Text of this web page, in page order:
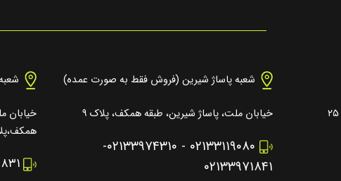
شعبه پاساژ شیرین (فروش فقط به صورت عمده)
خیابان ملت، پاساژ شیرین، طبقه همکف، پلاک ۹
۰۲۱۳۳۱۱۹۰۸۰ - ۰۲۱۳۳۹۷۴۳۱۰-
۰۲۱۳۳۹۷۱۸۴۱
خیابان